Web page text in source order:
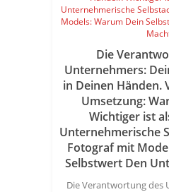
Die
Unternehmers:
in Deinen Händen.
Umsetzung:
Wichtiger ist
Unternehmerische
Fotograf mit
Selbstwert Den
Die Verantwortung des